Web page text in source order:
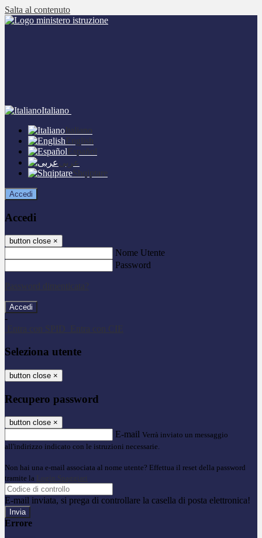
Salta al contenuto
Italiano
Italiano
English
Español
عربى
Shqiptare
Accedi
Accedi
button close ×
Nome Utente
Password
Password dimenticata?
-
Entra con SPID
Entra con CIE
Seleziona utente
button close ×
Recupero password
button close ×
E-mail Verrà inviato un messaggio
all'indirizzo indicato con le istruzioni necessarie.
Non hai una e-mail associata al nome utente? Effettua il reset della password
tramite la Login Spaggiari
E-mail inviata, si prega di controllare la casella di posta elettronica!
Errore